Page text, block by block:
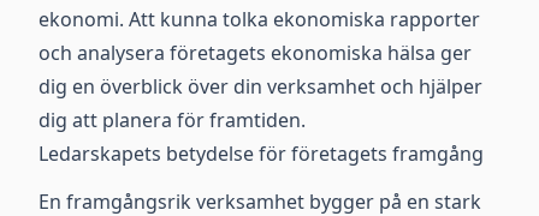
ekonomi. Att kunna tolka ekonomiska rapporter
och analysera företagets ekonomiska hälsa ger
dig en överblick över din verksamhet och hjälper
dig att planera för framtiden.
Ledarskapets betydelse för företagets framgång
En framgångsrik verksamhet bygger på en stark